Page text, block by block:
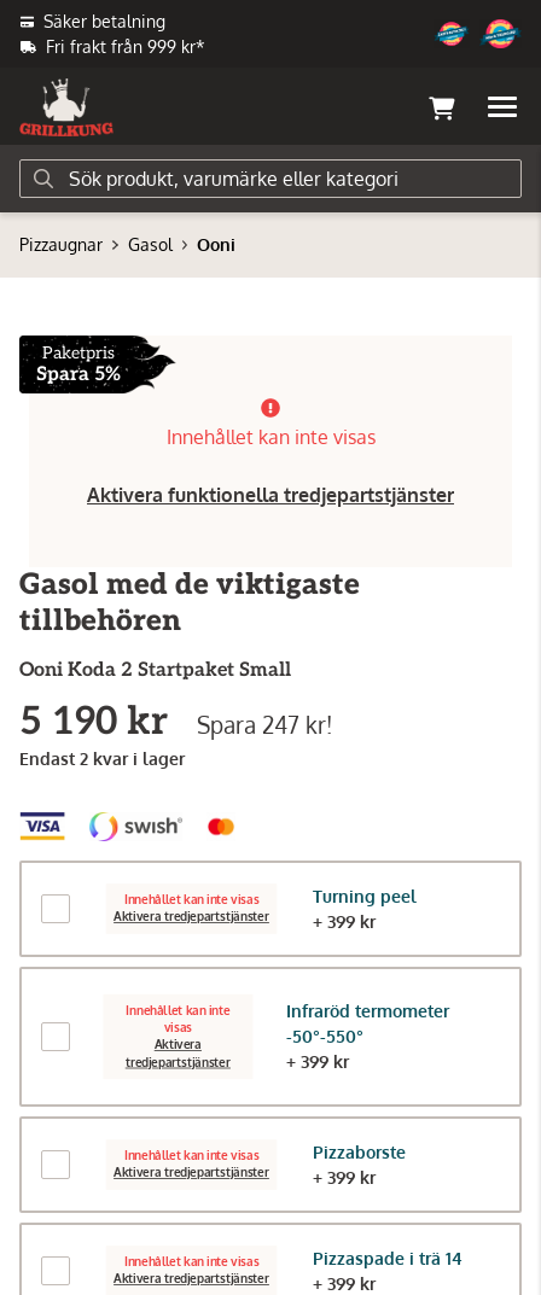
Säker betalning
Fri frakt från 999 kr*
Pizzaugnar Gasol Ooni
Paketpris
Spara 5%
Innehållet kan inte visas
Aktivera funktionella tredjepartstjänster
Gasol med de viktigaste
tillbehören
Ooni Koda 2 Startpaket Small
5 190 kr Spara 247 kr!
Endast 2 kvar i lager
Innehållet kan inte visas
Aktivera tredjepartstjänster
Turning peel
+ 399 kr
Innehållet kan inte
visas
Aktivera
tredjepartstjänster
Infraröd termometer
-50°-550°
+ 399 kr
Innehållet kan inte visas
Aktivera tredjepartstjänster
Pizzaborste
+ 399 kr
Innehållet kan inte visas
Aktivera tredjepartstjänster
Pizzaspade i trä 14
+ 399 kr